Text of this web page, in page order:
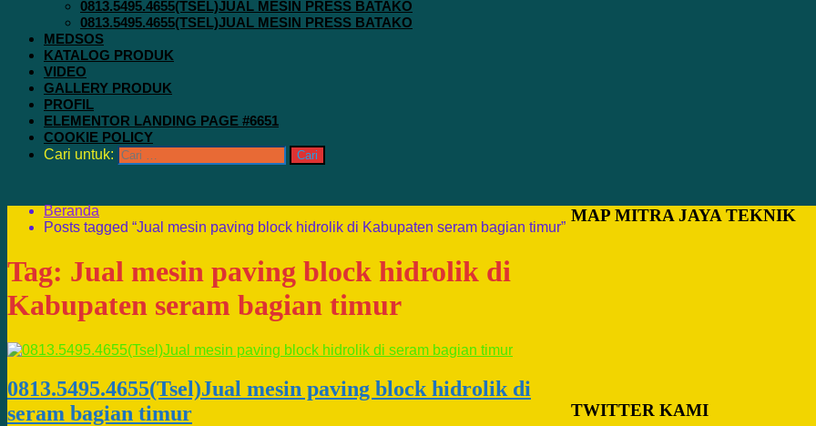
0813.5495.4655(TSEL)JUAL MESIN PRESS BATAKO
0813.5495.4655(TSEL)JUAL MESIN PRESS BATAKO
MEDSOS
KATALOG PRODUK
VIDEO
GALLERY PRODUK
PROFIL
ELEMENTOR LANDING PAGE #6651
COOKIE POLICY
Cari untuk:
Beranda
Posts tagged “Jual mesin paving block hidrolik di Kabupaten seram bagian timur”
Tag: Jual mesin paving block hidrolik di
Kabupaten seram bagian timur
0813.5495.4655(Tsel)Jual mesin paving block hidrolik di
seram bagian timur
MAP MITRA JAYA TEKNIK
TWITTER KAMI